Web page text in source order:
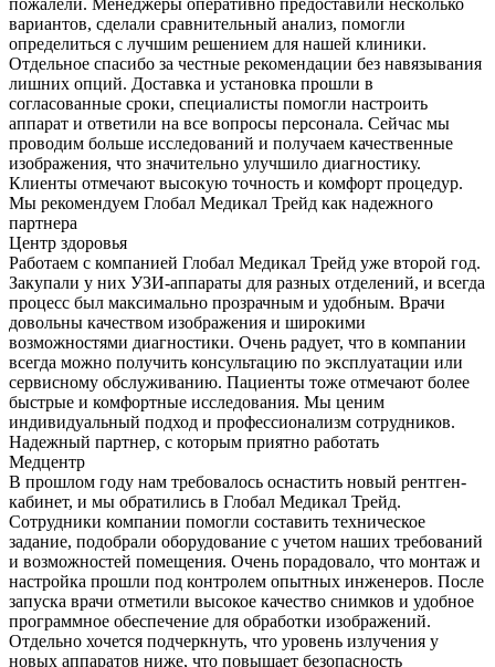
вариантов, сделали сравнительный анализ, помогли
определиться с лучшим решением для нашей клиники.
Отдельное спасибо за честные рекомендации без навязывания
лишних опций. Доставка и установка прошли в
согласованные сроки, специалисты помогли настроить
аппарат и ответили на все вопросы персонала. Сейчас мы
проводим больше исследований и получаем качественные
изображения, что значительно улучшило диагностику.
Клиенты отмечают высокую точность и комфорт процедур.
Мы рекомендуем Глобал Медикал Трейд как надежного
партнера
Центр здоровья
Работаем с компанией Глобал Медикал Трейд уже второй год.
Закупали у них УЗИ-аппараты для разных отделений, и всегда
процесс был максимально прозрачным и удобным. Врачи
довольны качеством изображения и широкими
возможностями диагностики. Очень радует, что в компании
всегда можно получить консультацию по эксплуатации или
сервисному обслуживанию. Пациенты тоже отмечают более
быстрые и комфортные исследования. Мы ценим
индивидуальный подход и профессионализм сотрудников.
Надежный партнер, с которым приятно работать
Медцентр
В прошлом году нам требовалось оснастить новый рентген-
кабинет, и мы обратились в Глобал Медикал Трейд.
Сотрудники компании помогли составить техническое
задание, подобрали оборудование с учетом наших требований
и возможностей помещения. Очень порадовало, что монтаж и
настройка прошли под контролем опытных инженеров. После
запуска врачи отметили высокое качество снимков и удобное
программное обеспечение для обработки изображений.
Отдельно хочется подчеркнуть, что уровень излучения у
новых аппаратов ниже, что повышает безопасность